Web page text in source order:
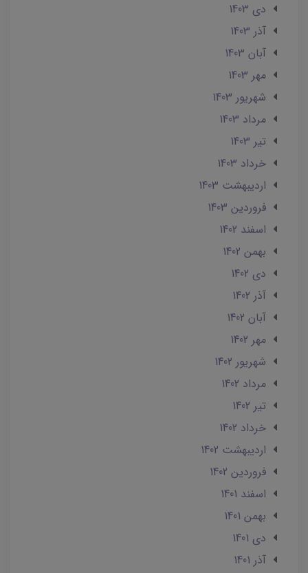
دی 1403
آذر 1403
آبان 1403
مهر 1403
شهریور 1403
مرداد 1403
تير 1403
خرداد 1403
ارديبهشت 1403
فروردین 1403
اسفند 1402
بهمن 1402
دی 1402
آذر 1402
آبان 1402
مهر 1402
شهریور 1402
مرداد 1402
تير 1402
خرداد 1402
ارديبهشت 1402
فروردین 1402
اسفند 1401
بهمن 1401
دی 1401
آذر 1401